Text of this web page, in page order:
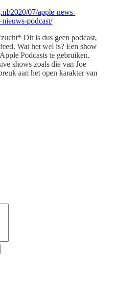
2020/07/apple-news-
podcast/
Dit is dus geen podcast,
Wat het wel is? Een show
Podcasts te gebruiken.
shows zoals die van Joe
aan het open karakter van